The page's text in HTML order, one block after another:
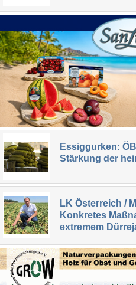
Essiggurken:
Stärkung der
LK Österreich /
Konkretes
extremem